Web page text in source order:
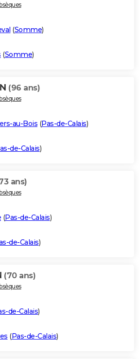
(Somme)
(Somme)
(96 ans)
au-Bois (Pas-de-Calais)
de-Calais)
ans)
(Pas-de-Calais)
de-Calais)
(70 ans)
de-Calais)
(Pas-de-Calais)